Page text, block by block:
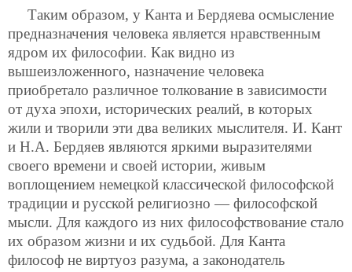
Таким образом, у Канта и Бердяева осмысление
предназначения человека является нравственным
ядром их философии. Как видно из
вышеизложенного, назначение человека
приобретало различное толкование в зависимости
от духа эпохи, исторических реалий, в которых
жили и творили эти два великих мыслителя. И. Кант
и Н.А. Бердяев являются яркими выразителями
своего времени и своей истории, живым
воплощением немецкой классической философской
традиции и русской религиозно — философской
мысли. Для каждого из них философствование стало
их образом жизни и их судьбой. Для Канта
философ не виртуоз разума, а законодатель